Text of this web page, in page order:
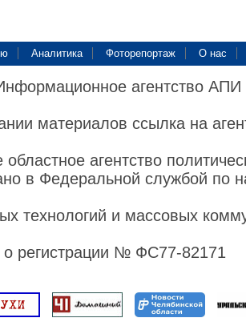
Аналитика Фоторепортаж О нас
агентство
материалов ссылка на
агентство
в Федеральной службой по
технологий и массовых
о регистрации № ФС77-82171